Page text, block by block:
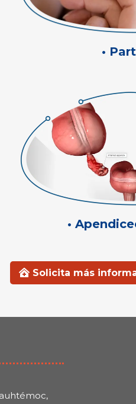
•
•
Solicita más